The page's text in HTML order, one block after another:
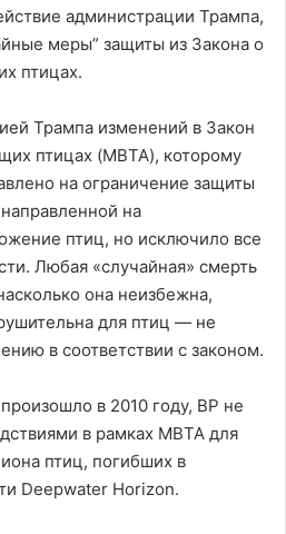
администрации Трампа,
меры” защиты из Закона о
птицах.
Трампа изменений в Закон
птицах (MBTA), которому
на ограничение защиты
на
птиц, но исключило все
Любая «случайная» смерть
она неизбежна,
для птиц — не
в соответствии с законом.
в 2010 году, BP не
в рамках MBTA для
птиц, погибших в
Deepwater Horizon.